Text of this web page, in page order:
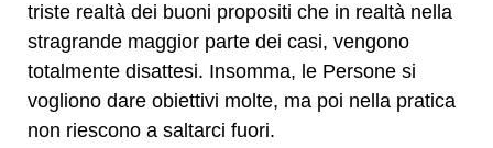
triste realtà dei buoni propositi che in realtà nella
stragrande maggior parte dei casi, vengono
totalmente disattesi. Insomma, le Persone si
vogliono dare obiettivi molte, ma poi nella pratica
non riescono a saltarci fuori.